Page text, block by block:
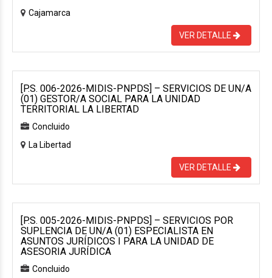
Cajamarca
VER DETALLE
[P.S. 006-2026-MIDIS-PNPDS] – SERVICIOS DE UN/A
(01) GESTOR/A SOCIAL PARA LA UNIDAD
TERRITORIAL LA LIBERTAD
Concluido
La Libertad
VER DETALLE
[P.S. 005-2026-MIDIS-PNPDS] – SERVICIOS POR
SUPLENCIA DE UN/A (01) ESPECIALISTA EN
ASUNTOS JURÍDICOS I PARA LA UNIDAD DE
ASESORIA JURÍDICA
Concluido